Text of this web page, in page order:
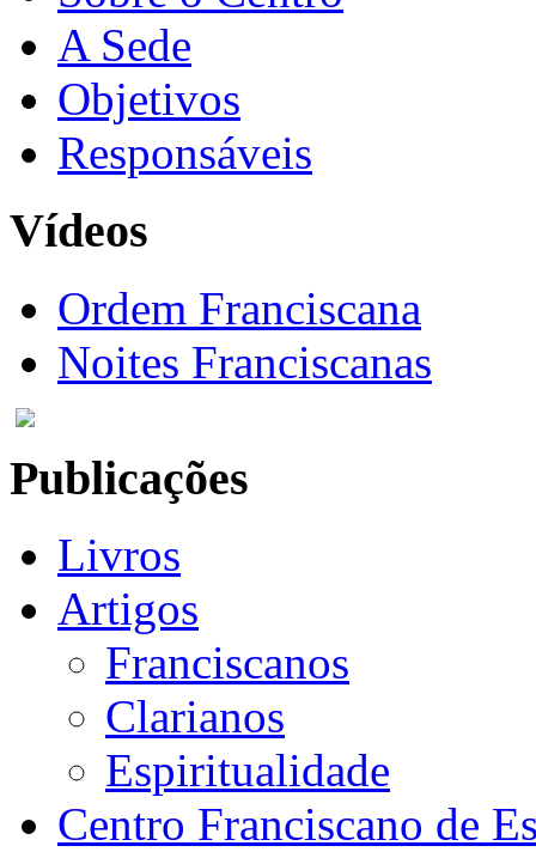
A Sede
Objetivos
Responsáveis
Vídeos
Ordem Franciscana
Noites Franciscanas
Publicações
Livros
Artigos
Franciscanos
Clarianos
Espiritualidade
Centro Franciscano de